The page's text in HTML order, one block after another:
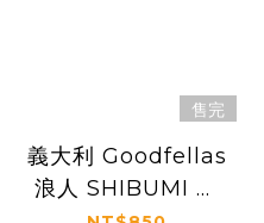
售完
義大利 Goodfellas
浪人 SHIBUMI 直